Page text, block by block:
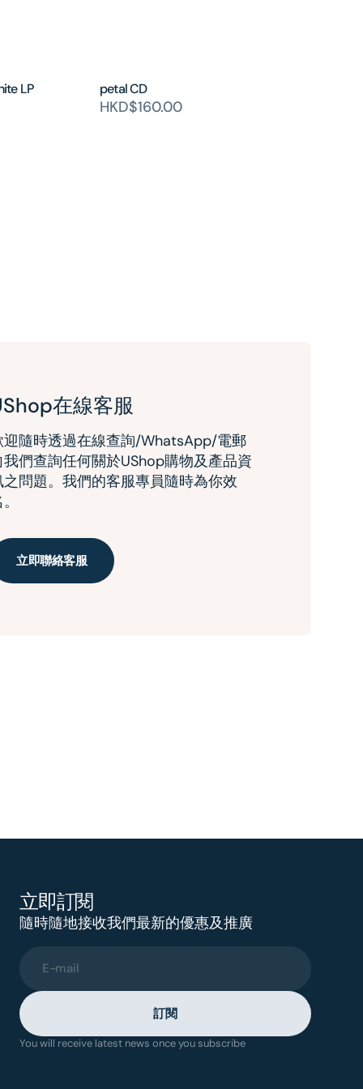
LP petal CD
HKD$160.00
在線客服
迎隨時透過在線查詢/WhatsApp/電郵
我們查詢任何關於UShop購物及產品資
之問題。我們的客服專員隨時為你效
立即聯絡客服
立即訂閱
隨時隨地接收我們最新的優惠及推廣
E-mail
訂閱
You will receive latest news once you subscribe